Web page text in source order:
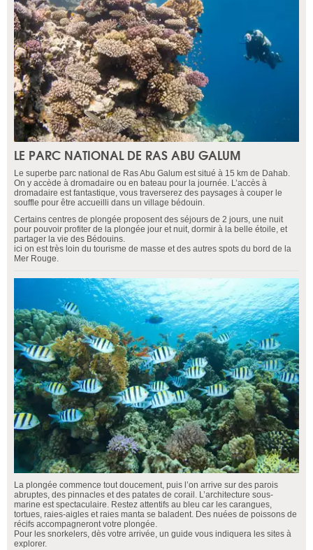
LE PARC NATIONAL DE RAS ABU GALUM
Le superbe parc national de Ras Abu Galum est situé à 15 km de Dahab.
On y accède à dromadaire ou en bateau pour la journée. L’accès à
dromadaire est fantastique, vous traverserez des paysages à couper le
souffle pour être accueilli dans un village bédouin.
Certains centres de plongée proposent des séjours de 2 jours, une nuit
pour pouvoir profiter de la plongée jour et nuit, dormir à la belle étoile, et
partager la vie des Bédouins.
ici on est très loin du tourisme de masse et des autres spots du bord de la
Mer Rouge.
La plongée commence tout doucement, puis l’on arrive sur des parois
abruptes, des pinnacles et des patates de corail. L’architecture sous-
marine est spectaculaire. Restez attentifs au bleu car les carangues,
tortues, raies-aigles et raies manta se baladent. Des nuées de poissons de
récifs accompagneront votre plongée.
Pour les snorkelers, dès votre arrivée, un guide vous indiquera les sites à
explorer.